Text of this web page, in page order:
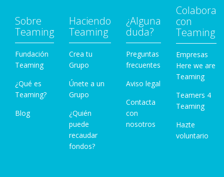
Sobre
Teaming
Fundación
Teaming
¿Qué es
Teaming?
Blog
Haciendo
Teaming
Crea tu
Grupo
Únete a un
Grupo
¿Quién
puede
recaudar
fondos?
¿Alguna
duda?
Preguntas
frecuentes
Aviso legal
Contacta
con
nosotros
Colabora
con
Teaming
Empresas
Here we are
Teaming
Teamers 4
Teaming
Hazte
voluntario